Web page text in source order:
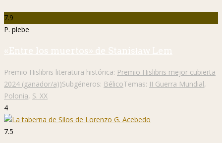
7.9
P. plebe
«Entre los muertos» de Stanisław Lem
Premio Hislibris literatura histórica: Premio Hislibris mejor cubierta
2024 (ganador/a))Subgéneros: BélicoTemas: II Guerra Mundial,
Polonia, S. XX
4
7.5